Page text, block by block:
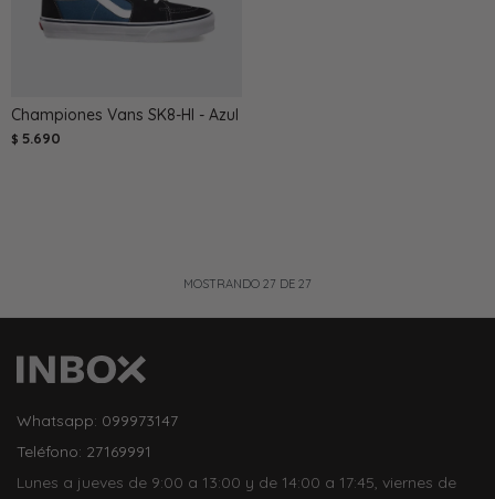
Championes Vans SK8-HI - Azul
$ 5.690
MOSTRANDO 27 DE 27
Whatsapp: 099973147
Teléfono: 27169991
Lunes a jueves de 9:00 a 13:00 y de 14:00 a 17:45, viernes de